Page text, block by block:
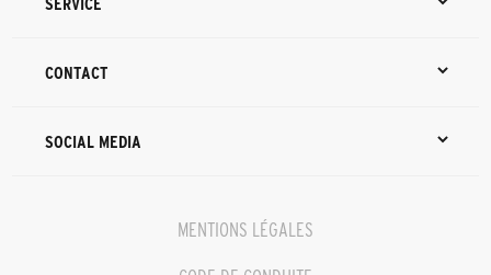
CONTACT
SOCIAL MEDIA
MENTIONS LÉGALES